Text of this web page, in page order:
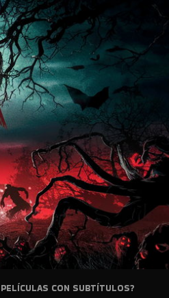
PELÍCULAS CON SUBTÍTULOS?